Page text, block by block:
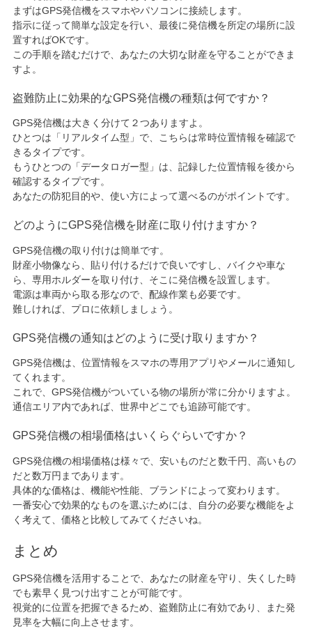
まずはGPS発信機をスマホやパソコンに接続します。
指示に従って簡単な設定を行い、最後に発信機を所定の場所に設
置すればOKです。
この手順を踏むだけで、あなたの大切な財産を守ることができま
すよ。
盗難防止に効果的なGPS発信機の種類は何ですか？
GPS発信機は大きく分けて２つありますよ。
ひとつは「リアルタイム型」で、こちらは常時位置情報を確認で
きるタイプです。
もうひとつの「データロガー型」は、記録した位置情報を後から
確認するタイプです。
あなたの防犯目的や、使い方によって選べるのがポイントです。
どのようにGPS発信機を財産に取り付けますか？
GPS発信機の取り付けは簡単です。
財産小物像なら、貼り付けるだけで良いですし、バイクや車な
ら、専用ホルダーを取り付け、そこに発信機を設置します。
電源は車両から取る形なので、配線作業も必要です。
難しければ、プロに依頼しましょう。
GPS発信機の通知はどのように受け取りますか？
GPS発信機は、位置情報をスマホの専用アプリやメールに通知し
てくれます。
これで、GPS発信機がついている物の場所が常に分かりますよ。
通信エリア内であれば、世界中どこでも追跡可能です。
GPS発信機の相場価格はいくらぐらいですか？
GPS発信機の相場価格は様々で、安いものだと数千円、高いもの
だと数万円まであります。
具体的な価格は、機能や性能、ブランドによって変わります。
一番安心で効果的なものを選ぶためには、自分の必要な機能をよ
く考えて、価格と比較してみてくださいね。
まとめ
GPS発信機を活用することで、あなたの財産を守り、失くした時
でも素早く見つけ出すことが可能です。
視覚的に位置を把握できるため、盗難防止に有効であり、また発
見率を大幅に向上させます。